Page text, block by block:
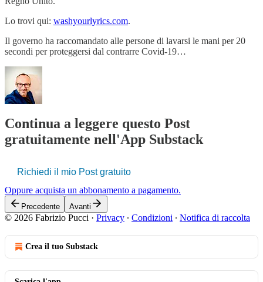
Lo trovi qui: washyourlyrics.com.
Il governo ha raccomandato alle persone di lavarsi le mani per 20
secondi per proteggersi dal contrarre Covid-19…
Continua a leggere questo Post
gratuitamente nell'App Substack
Richiedi il mio Post gratuito
Oppure acquista un abbonamento a pagamento.
Precedente Avanti
© 2026 Fabrizio Pucci · Privacy ∙ Condizioni ∙ Notifica di raccolta
Crea il tuo Substack